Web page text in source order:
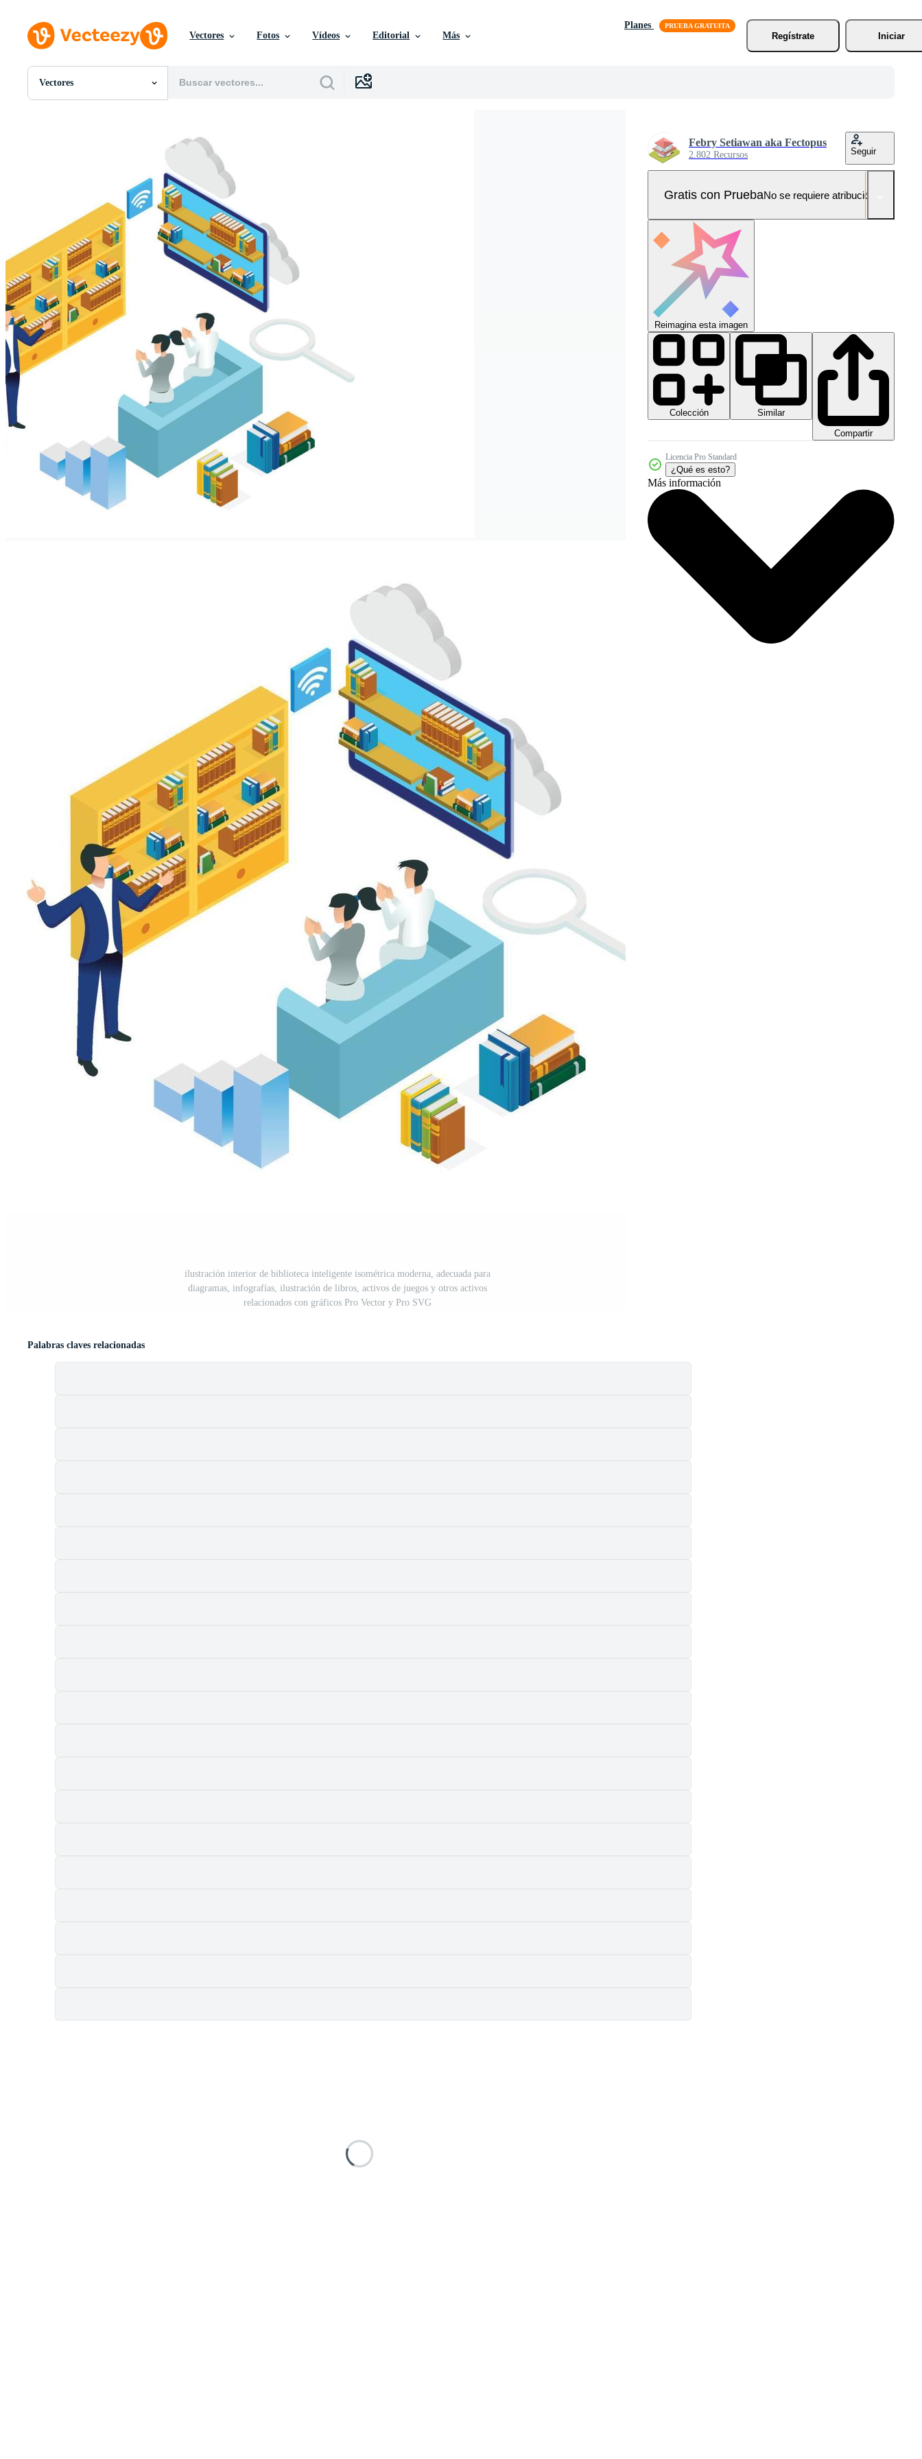
Vectores Fotos Vídeos Editorial Más
Planes
Regístrate
Iniciar
Vectores
Todas Imágenes
Gráficos en Movimiento
Imágenes Editoriales
Eventos Editoriales
ilustración interior de biblioteca inteligente isométrica moderna, adecuada para
diagramas, infografías, ilustración de libros, activos de juegos y otros activos
relacionados con gráficos Pro Vector y Pro SVG
Febry Setiawan aka Fectopus
2.802 Recursos Seguir
Gratis con PruebaNo se requiere atribución!
Reimagina esta imagen
Colección
Similar
Compartir
Licencia Pro Standard
¿Qué es esto?
Más información
Palabras claves relacionadas